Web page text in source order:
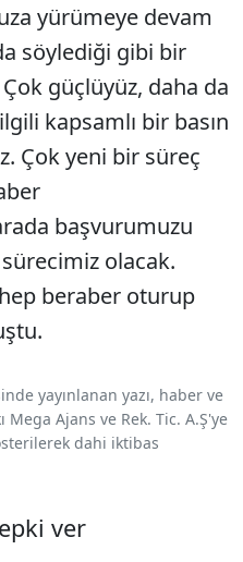
yürümeye devam
söylediği gibi bir
güçlüyüz, daha da
kapsamlı bir basın
Çok yeni bir süreç
başvurumuzu
olacak.
beraber oturup
yayınlanan yazı, haber ve
Ajans ve Rek. Tic. A.Ş'ye
dahi iktibas
ver